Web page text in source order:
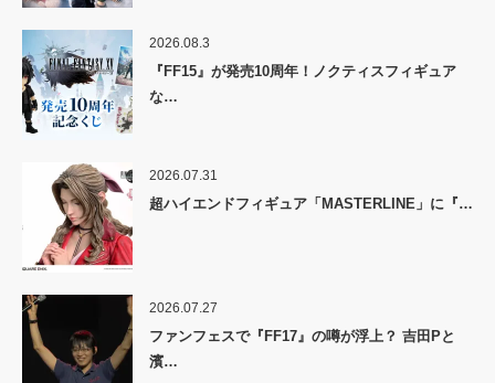
2026.08.3
『FF15』が発売10周年！ノクティスフィギュア
な…
2026.07.31
超ハイエンドフィギュア「MASTERLINE」に『…
2026.07.27
ファンフェスで『FF17』の噂が浮上？ 吉田Pと
濱…